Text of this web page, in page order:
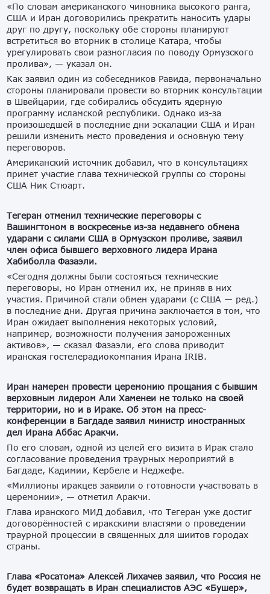
«По словам американского чиновника высокого ранга,
США и Иран договорились прекратить наносить удары
друг по другу, поскольку обе стороны планируют
встретиться во вторник в столице Катара, чтобы
урегулировать свои разногласия по поводу Ормузского
пролива», — указал он.
Как заявил один из собеседников Равида, первоначально
стороны планировали провести во вторник консультации
в Швейцарии, где собирались обсудить ядерную
программу исламской республики. Однако из-за
произошедшей в последние дни эскалации США и Иран
решили изменить место проведения и основную тему
переговоров.
Американский источник добавил, что в консультациях
примет участие глава технической группы со стороны
США Ник Стюарт.
Тегеран отменил технические переговоры с
Вашингтоном в воскресенье из-за недавнего обмена
ударами с силами США в Ормузском проливе, заявил
член офиса бывшего верховного лидера Ирана
Хабиболла Фазаэли.
«Сегодня должны были состояться технические
переговоры, но Иран отменил их, не приняв в них
участия. Причиной стали обмен ударами (с США — ред.)
в последние дни. Другая причина заключается в том, что
Иран ожидает выполнения некоторых условий,
например, возможности получения замороженных
активов», — сказал Фазаэли, его слова приводит
иранская гостелерадиокомпания Ирана IRIB.
Иран намерен провести церемонию прощания с бывшим
верховным лидером Али Хаменеи не только на своей
территории, но и в Ираке. Об этом на пресс-
конференции в Багдаде заявил министр иностранных
дел Ирана Аббас Аракчи.
По его словам, одной из целей его визита в Ирак стало
согласование проведения траурных мероприятий в
Багдаде, Кадимии, Кербеле и Неджефе.
«Миллионы иракцев заявили о готовности участвовать в
церемонии», — отметил Аракчи.
Глава иранского МИД добавил, что Тегеран уже достиг
договорённостей с иракскими властями о проведении
траурной процессии в священных для шиитов городах
страны.
Глава «Росатома» Алексей Лихачев заявил, что Россия не
будет возвращать в Иран специалистов АЭС «Бушер»,